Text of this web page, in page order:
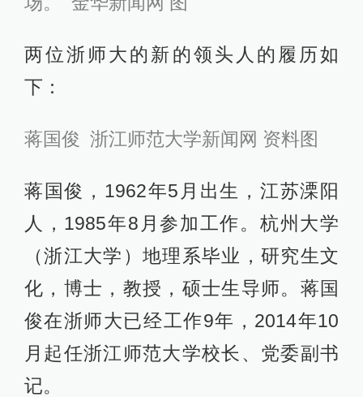
两位浙师大的新的领头人的履历如
下：
蒋国俊 浙江师范大学新闻网 资料图
蒋国俊，1962年5月出生，江苏溧阳
人，1985年8月参加工作。杭州大学
（浙江大学）地理系毕业，研究生文
化，博士，教授，硕士生导师。蒋国
俊在浙师大已经工作9年，2014年10
月起任浙江师范大学校长、党委副书
记。